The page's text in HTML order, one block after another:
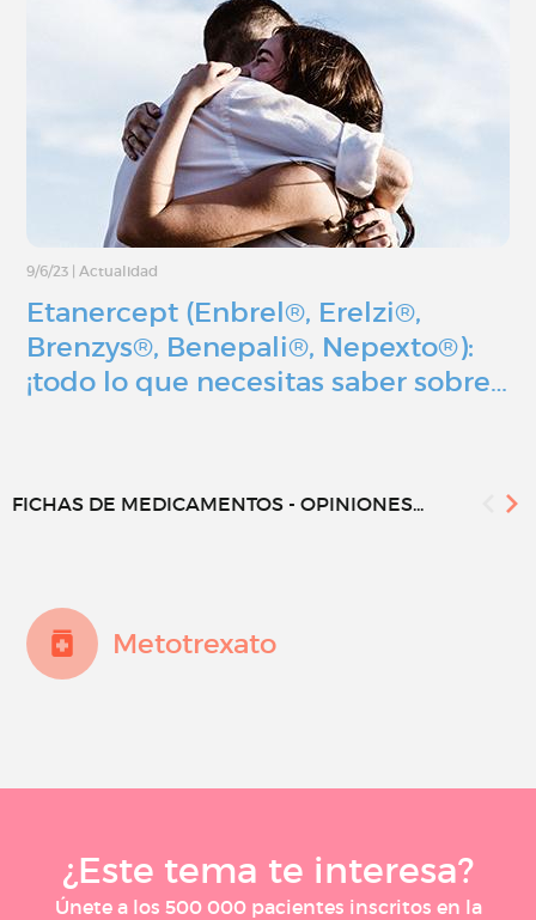
9/6/23 | Actualidad
Etanercept (Enbrel®, Erelzi®,
Brenzys®, Benepali®, Nepexto®):
¡todo lo que necesitas saber sobre…
FICHAS DE MEDICAMENTOS - OPINIONES...
Metotrexato
¿Este tema te interesa?
Únete a los 500 000 pacientes inscritos en la